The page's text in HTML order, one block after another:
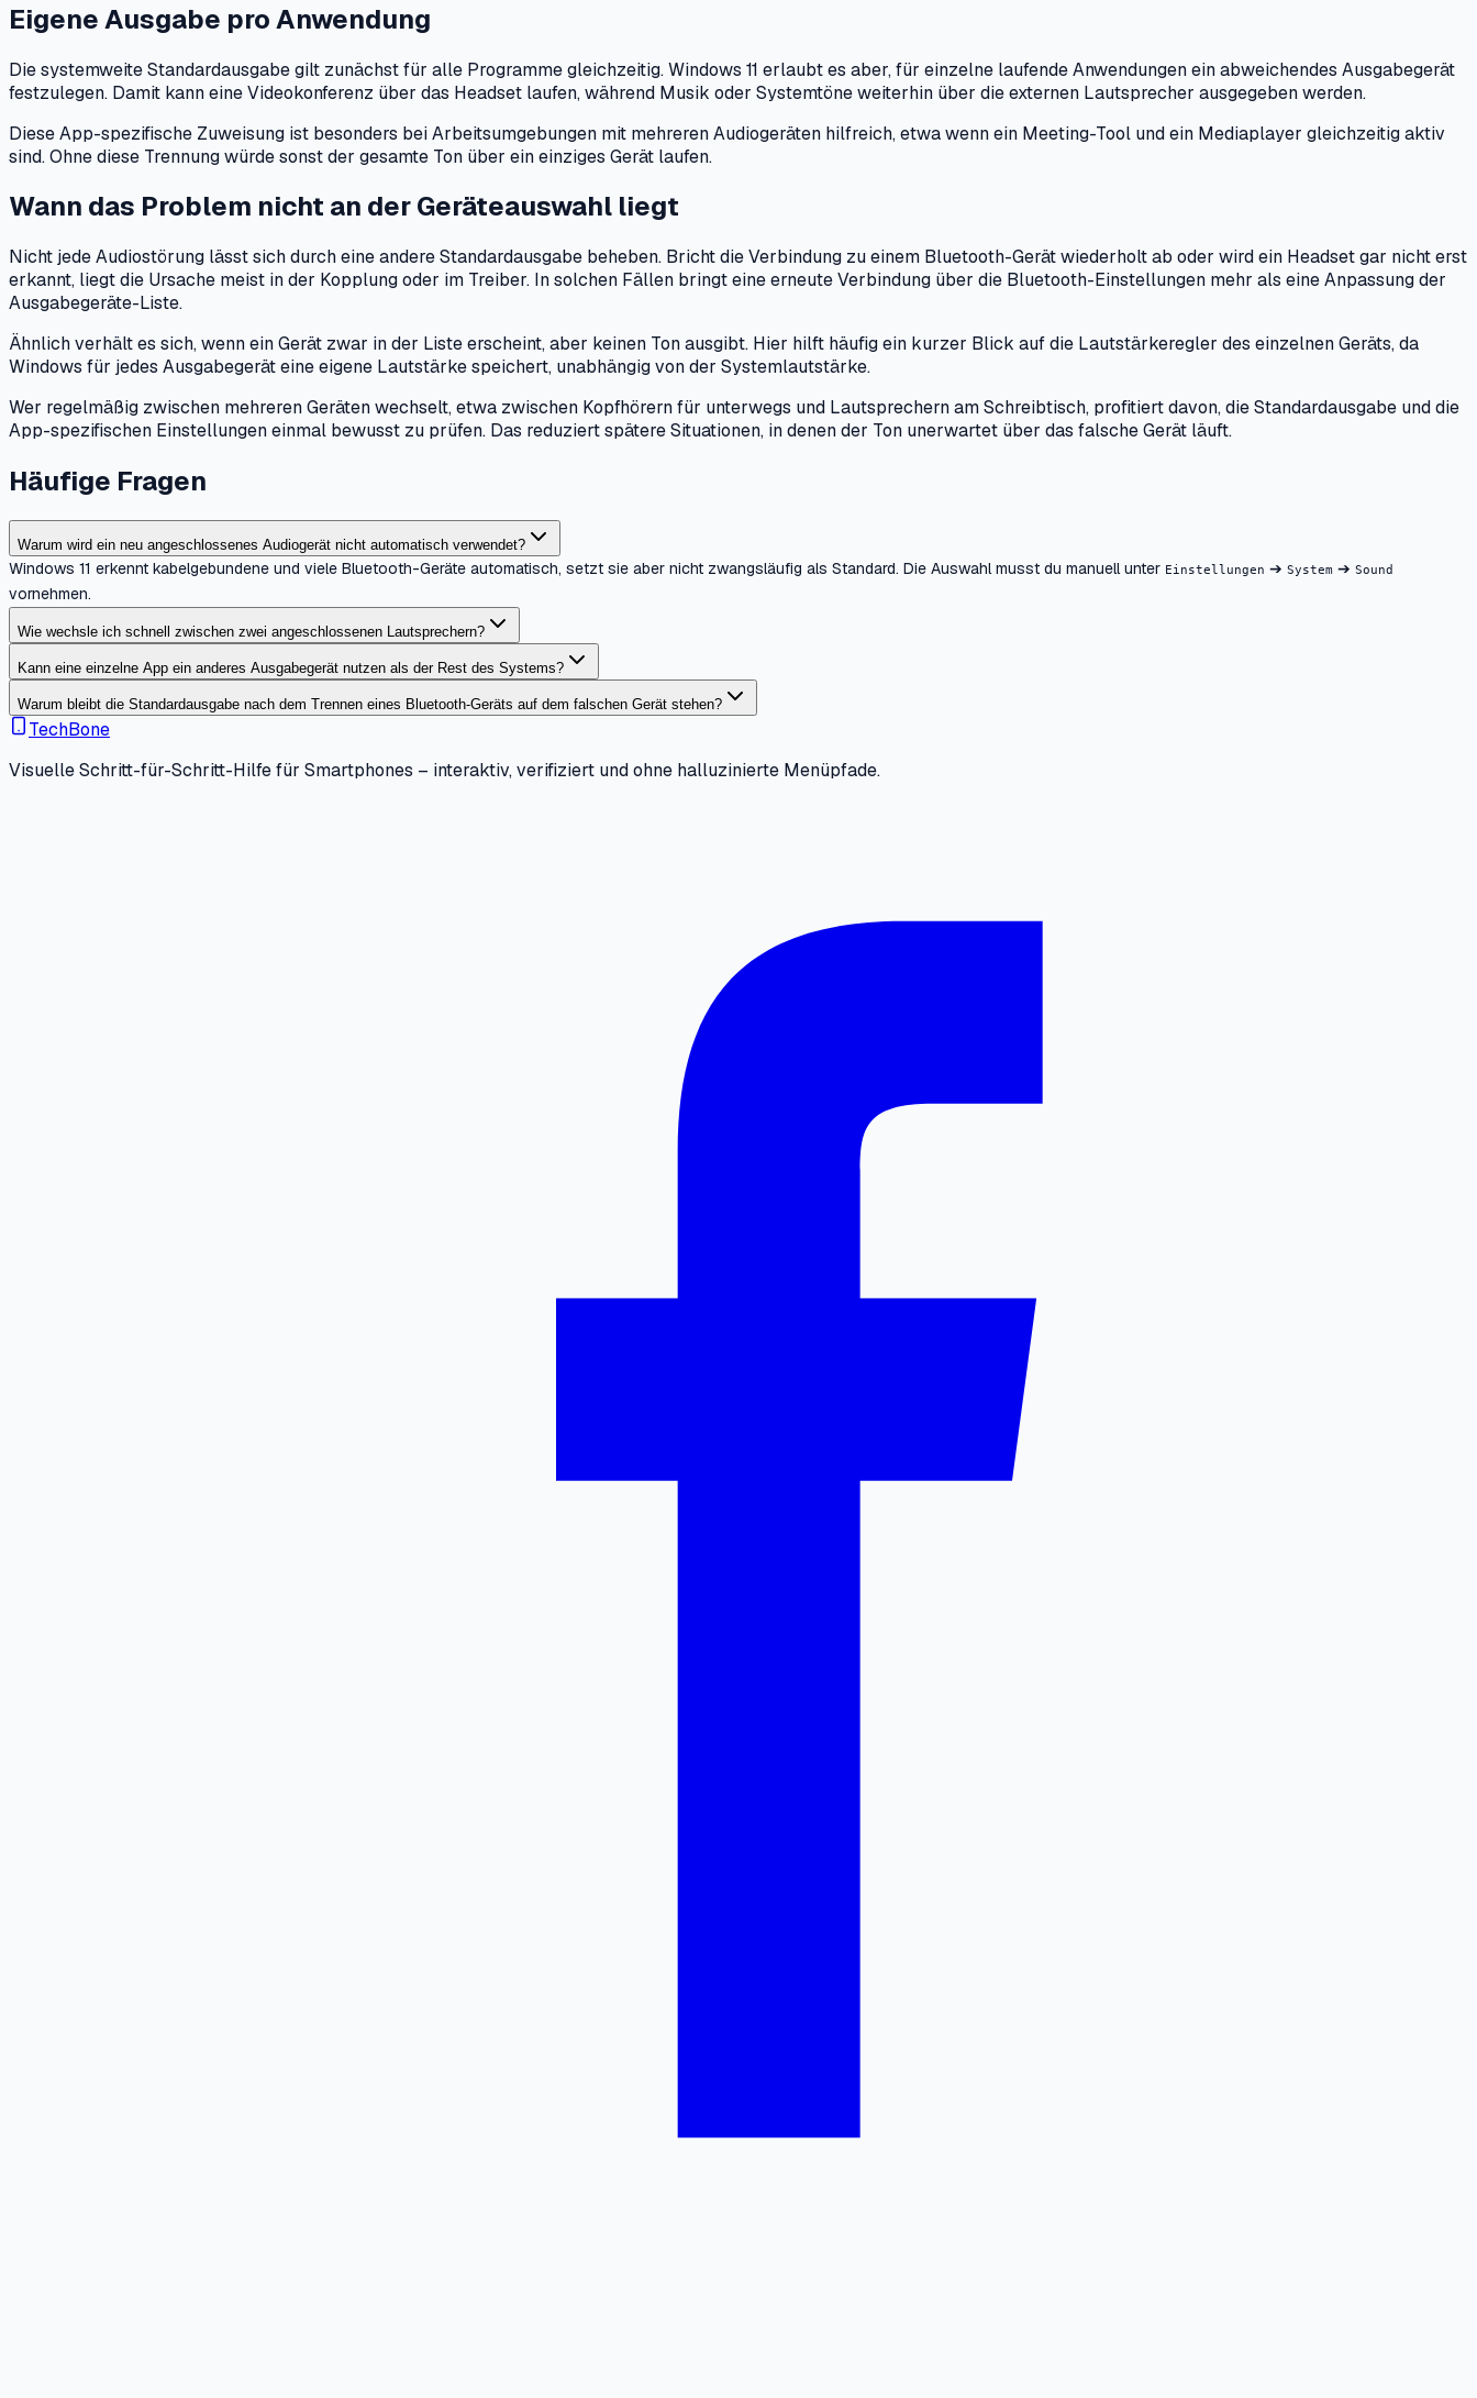
Eigene Ausgabe pro Anwendung
Die systemweite Standardausgabe gilt zunächst für alle Programme gleichzeitig. Windows 11 erlaubt es aber, für einzelne laufende Anwendungen ein abweichendes Ausgabegerät
festzulegen. Damit kann eine Videokonferenz über das Headset laufen, während Musik oder Systemtöne weiterhin über die externen Lautsprecher ausgegeben werden.
Diese App-spezifische Zuweisung ist besonders bei Arbeitsumgebungen mit mehreren Audiogeräten hilfreich, etwa wenn ein Meeting-Tool und ein Mediaplayer gleichzeitig aktiv
sind. Ohne diese Trennung würde sonst der gesamte Ton über ein einziges Gerät laufen.
Wann das Problem nicht an der Geräteauswahl liegt
Nicht jede Audiostörung lässt sich durch eine andere Standardausgabe beheben. Bricht die Verbindung zu einem Bluetooth-Gerät wiederholt ab oder wird ein Headset gar nicht erst
erkannt, liegt die Ursache meist in der Kopplung oder im Treiber. In solchen Fällen bringt eine erneute Verbindung über die Bluetooth-Einstellungen mehr als eine Anpassung der
Ausgabegeräte-Liste.
Ähnlich verhält es sich, wenn ein Gerät zwar in der Liste erscheint, aber keinen Ton ausgibt. Hier hilft häufig ein kurzer Blick auf die Lautstärkeregler des einzelnen Geräts, da
Windows für jedes Ausgabegerät eine eigene Lautstärke speichert, unabhängig von der Systemlautstärke.
Wer regelmäßig zwischen mehreren Geräten wechselt, etwa zwischen Kopfhörern für unterwegs und Lautsprechern am Schreibtisch, profitiert davon, die Standardausgabe und die
App-spezifischen Einstellungen einmal bewusst zu prüfen. Das reduziert spätere Situationen, in denen der Ton unerwartet über das falsche Gerät läuft.
Häufige Fragen
Warum wird ein neu angeschlossenes Audiogerät nicht automatisch verwendet?
Windows 11 erkennt kabelgebundene und viele Bluetooth-Geräte automatisch, setzt sie aber nicht zwangsläufig als Standard. Die Auswahl musst du manuell unter Einstellungen ➔ System ➔ Sound
vornehmen.
Wie wechsle ich schnell zwischen zwei angeschlossenen Lautsprechern?
Kann eine einzelne App ein anderes Ausgabegerät nutzen als der Rest des Systems?
Warum bleibt die Standardausgabe nach dem Trennen eines Bluetooth-Geräts auf dem falschen Gerät stehen?
TechBone
Visuelle Schritt-für-Schritt-Hilfe für Smartphones – interaktiv, verifiziert und ohne halluzinierte Menüpfade.